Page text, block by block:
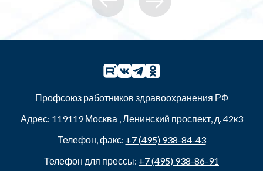
Профсоюз работников здравоохранения РФ
Адрес: 119119Москва ,Ленинский проспект, д. 42к3
Телефон, факс: +7 (495) 938-84-43
Телефон для прессы: +7 (495) 938-86-91